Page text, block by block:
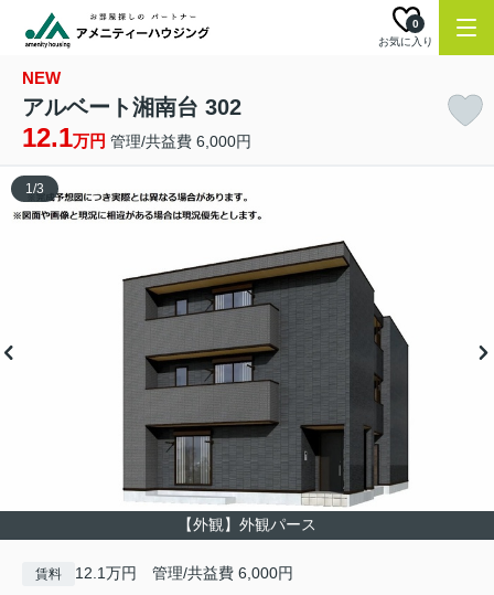
お気に入り
0
NEW
アルベート湘南台 302
12.1万円 管理/共益費 6,000円
【外観】外観パース
1/3
賃料 12.1万円 管理/共益費 6,000円